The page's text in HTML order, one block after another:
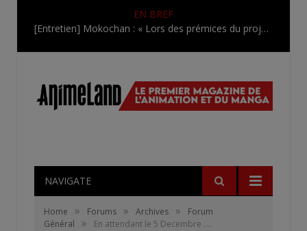
EN BREF
[Entretien] Mokochan : « Lors des prémices du projet, il était déjà demandé de suivre au mieux le manga originel.»
NAVIGATE
Home » Forums » Archives »
Forum
Général
» En attendant le 5 Decembre ….